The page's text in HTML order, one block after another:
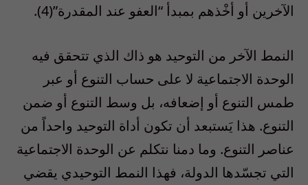
الآخرين أو أخْذهم بمبدأ “العفو عند المقدرة”(4).
النمط الآخر من التوحيد هو ذاك الذي تتحقق فيه
الوحدة الاجتماعية لا على حساب التنوع أو عبر
طمس التنوع أو إضعافه، بل وسط التنوع أو ضمن
التنوع. هذا يَستبعد أن تكون أداة التوحيد واحداً من
عناصر التنوع. وما دمنا نتكلم عن الوحدة الاجتماعية
التي تجسّدها الدولة، فهذا النمط التوحيدي يقضي